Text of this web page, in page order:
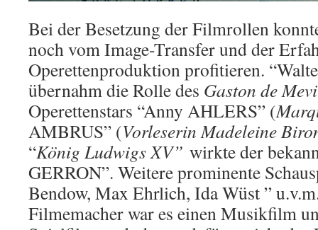
Bei der Besetzung der Filmrollen
noch vom Image-Transfer und der
Operettenproduktion profitieren.
übernahm die Rolle des Gaston de
Operettenstars “Anny AHLERS” (
AMBRUS” (Vorleserin Madeleine
“König Ludwigs XV” wirkte der
GERRON”. Weitere prominente
Bendow, Max Ehrlich, Ida Wüst ”
Filmemacher war es einen Musikfilm